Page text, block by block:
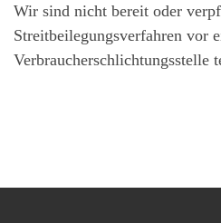
Wir sind nicht bereit oder
Streitbeilegungsverfahren vor
Verbraucherschlichtungsstelle